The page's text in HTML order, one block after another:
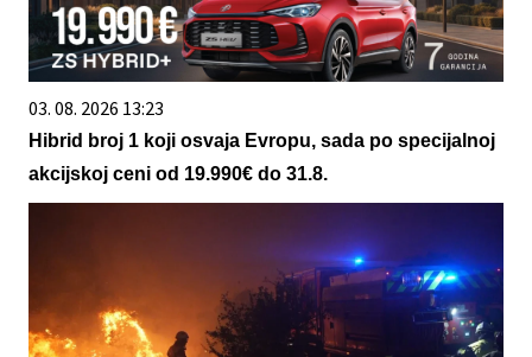
03. 08. 2026 13:23
Hibrid broj 1 koji osvaja Evropu, sada po specijalnoj
akcijskoj ceni od 19.990€ do 31.8.